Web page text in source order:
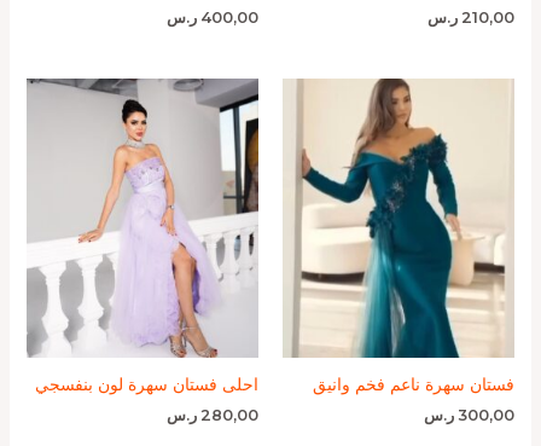
210,00 ر.س 400,00 ر.س
فستان سهرة ناعم فخم وانيق
300,00 ر.س
احلى فستان سهرة لون بنفسجي
280,00 ر.س